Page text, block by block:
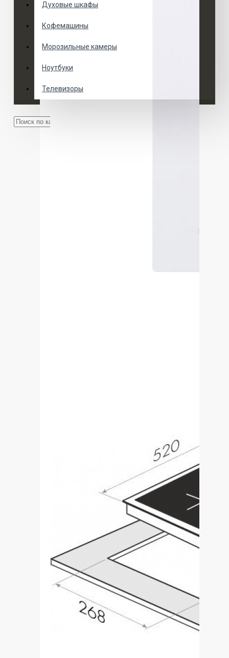
Духовые шкафы
Кофемашины
Морозильные камеры
Ноутбуки
Телевизоры